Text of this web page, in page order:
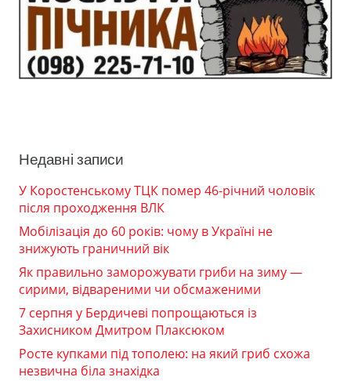
Недавні записи
У Коростенському ТЦК помер 46-річний чоловік
після проходження ВЛК
Мобілізація до 60 років: чому в Україні не
знижують граничний вік
Як правильно заморожувати гриби на зиму —
сирими, відвареними чи обсмаженими
7 серпня у Бердичеві попрощаються із
Захисником Дмитром Плаксюком
Росте купками під тополею: на який гриб схожа
незвична біла знахідка